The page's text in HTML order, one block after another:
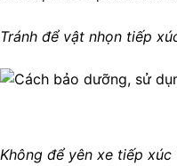
Tránh để vật nhọn tiếp
Không để yên xe tiếp